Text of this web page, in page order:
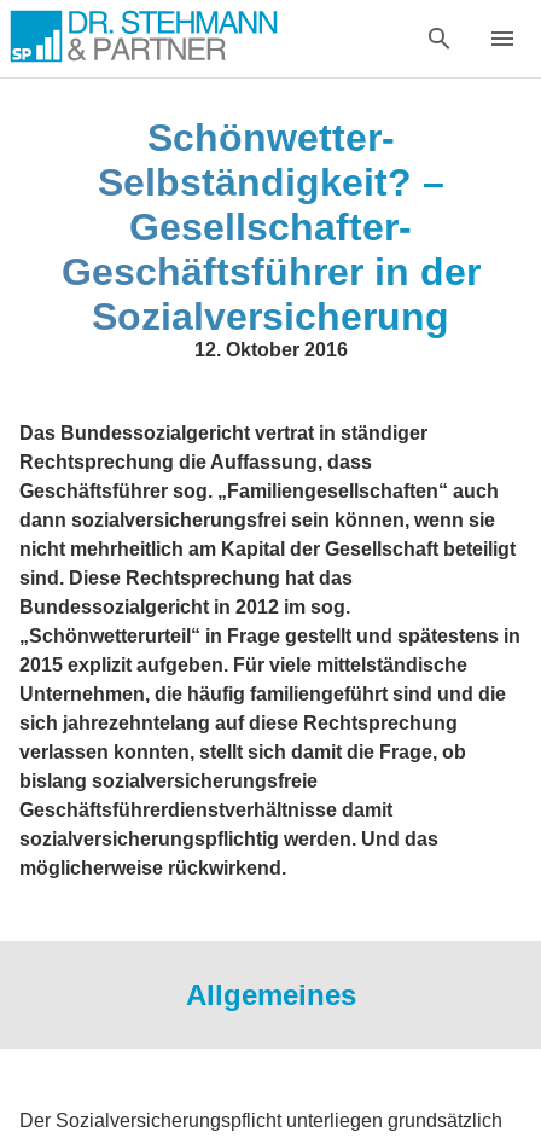
Schönwetter-
Selbständigkeit? –
Gesellschafter-
Geschäftsführer in der
Sozialversicherung
12. Oktober 2016
Das Bundessozialgericht vertrat in ständiger
Rechtsprechung die Auffassung, dass
Geschäftsführer sog. „Familiengesellschaften“ auch
dann sozialversicherungsfrei sein können, wenn sie
nicht mehrheitlich am Kapital der Gesellschaft beteiligt
sind. Diese Rechtsprechung hat das
Bundessozialgericht in 2012 im sog.
„Schönwetterurteil“ in Frage gestellt und spätestens in
2015 explizit aufgeben. Für viele mittelständische
Unternehmen, die häufig familiengeführt sind und die
sich jahrezehntelang auf diese Rechtsprechung
verlassen konnten, stellt sich damit die Frage, ob
bislang sozialversicherungsfreie
Geschäftsführerdienstverhältnisse damit
sozialversicherungspflichtig werden. Und das
möglicherweise rückwirkend.
Allgemeines
Der Sozialversicherungspflicht unterliegen grundsätzlich